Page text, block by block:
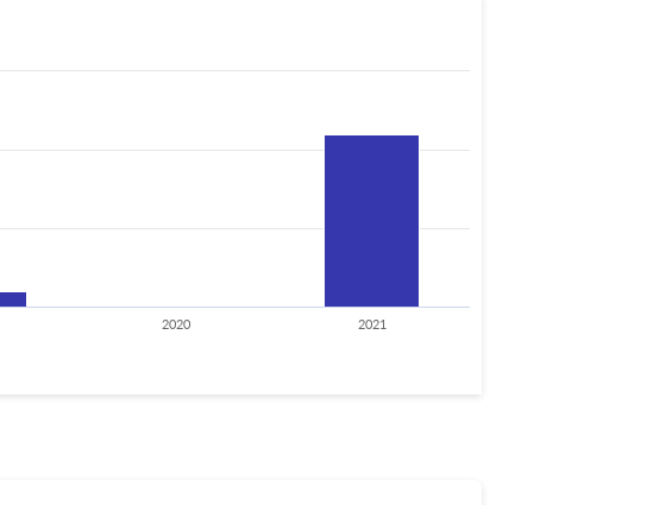
2020 2021